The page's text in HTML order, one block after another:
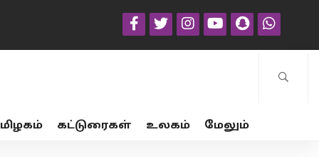
கட்டுரைகள் உலகம் மேலும்